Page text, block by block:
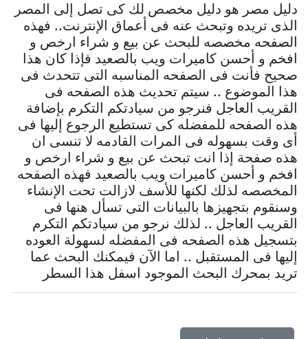
دليل مصر هو دليل مخصص لك كى تصل إلى المصر
الذى تريده وتبحث عنه فى أعماق الإنترنت.. فهذه
الصفحه مخصصه للبحث عن بيع و شراء ارخص و
افخم و أحسن كاميرات ويب بالصعيد فإذا كان هذا
صحيح فأنت فى الصفحه المناسبه التى تتحدث فى
هذا الموضوع .. سيتم تحديث هذه الصفحه فى
القريب العاجل فنرجو من سيادتكم التكرم بإضافة
هذه الصفحه للمفضله كى تستطيع الرجوع إليها فى
أى وقت بسهوله فى المرات القادمه لا تنسى ان
هذه صفحة إذا انت تبحث عن بيع و شراء ارخص و
افخم و أحسن كاميرات ويب بالصعيد فهذه الصفحه
المخصصه لذلك لكنها للأسف لازالت تحت الإنشاء
وسنقوم بتجهيزها بالبيانات التى تسأل هنها فى
القريب العاجل .. لذلك نرجو من سيادتكم التكرم
بتسجيل هذه الصفحه فى المفضله لسهولة العوده
إليها فى المستقبل .. اما الآن فيمكنك البحث عما
تريد بمحرك البحث الموجود اسفل هذا السطر